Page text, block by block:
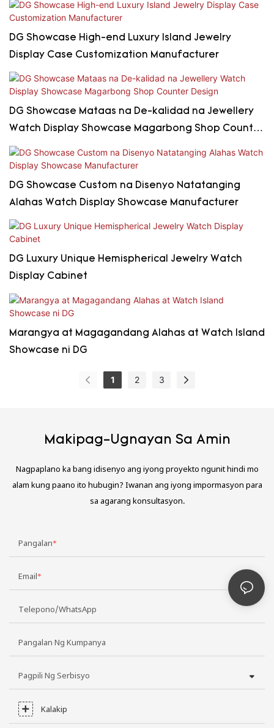
DG Showcase High-end Luxury Island Jewelry
Display Case Customization Manufacturer
DG Showcase Mataas na De-kalidad na Jewellery
Watch Display Showcase Magarbong Shop Counter
Design
DG Showcase Custom na Disenyo Natatanging
Alahas Watch Display Showcase Manufacturer
DG Luxury Unique Hemispherical Jewelry Watch
Display Cabinet
Marangya at Magagandang Alahas at Watch Island
Showcase ni DG
1 2 3
Makipag-Ugnayan Sa Amin
Nagpaplano ka bang idisenyo ang iyong proyekto ngunit hindi mo
alam kung paano ito hubugin? Iwanan ang iyong impormasyon para
sa agarang konsultasyon.
Pangalan
Email
Telepono/WhatsApp
Pangalan Ng Kumpanya
Pagpili Ng Serbisyo
Kalakip